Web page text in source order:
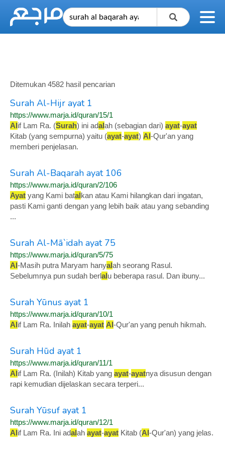
Ditemukan 4582 hasil pencarian
Surah Al-Hijr ayat 1
https://www.marja.id/quran/15/1
Alif Lam Ra. (Surah) ini adalah (sebagian dari) ayat-ayat
Kitab (yang sempurna) yaitu (ayat-ayat) Al-Qur'an yang
memberi penjelasan.
Surah Al-Baqarah ayat 106
https://www.marja.id/quran/2/106
Ayat yang Kami batalkan atau Kami hilangkan dari ingatan,
pasti Kami ganti dengan yang lebih baik atau yang sebanding
...
Surah Al-Mā`idah ayat 75
https://www.marja.id/quran/5/75
Al-Masih putra Maryam hanyalah seorang Rasul.
Sebelumnya pun sudah berlalu beberapa rasul. Dan ibuny...
Surah Yūnus ayat 1
https://www.marja.id/quran/10/1
Alif Lam Ra. Inilah ayat-ayat Al-Qur'an yang penuh hikmah.
Surah Hūd ayat 1
https://www.marja.id/quran/11/1
Alif Lam Ra. (Inilah) Kitab yang ayat-ayatnya disusun dengan
rapi kemudian dijelaskan secara terperi...
Surah Yūsuf ayat 1
https://www.marja.id/quran/12/1
Alif Lam Ra. Ini adalah ayat-ayat Kitab (Al-Qur'an) yang jelas.